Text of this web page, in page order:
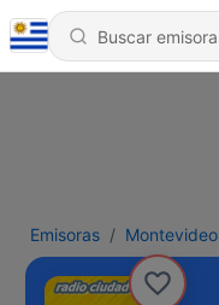
Emisoras Montevideo